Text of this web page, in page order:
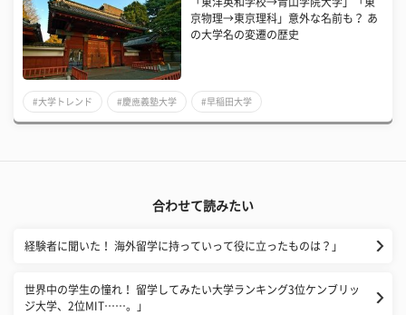
京物理→東京理科」意外な名前も？ あ
の大学名の変遷の歴史
#大学トレンド #慶應義塾大学 #早稲田大学
合わせて読みたい
経験者に聞いた！ 海外留学に持っていって役に立ったものは？」
世界中の学生の憧れ！ 留学してみたい大学ランキング3位ケンブリッ
ジ大学、2位MIT……。」